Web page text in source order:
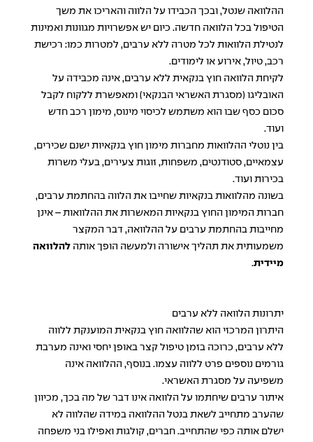
ההלוואה שנטל, ובכך הכבידו על הלווה והאריכו את משך
הטיפול בכל הלוואה חדשה. כיום יש אפשרויות מגוונות ואמינות
לנטילת הלוואות לכל מטרה ללא ערבים, למטרות כמו: רכישת
רכב, טיול, אירוע או לימודים.
לקיחת הלוואה חוץ בנקאית ללא ערבים, אינה מכבידה על
האובליגו (מסגרת האשראי הבנקאי) ומאפשרת ללקוח לקבל
סכום כסף שבו הוא משתמש לכיסוי מינוס, מימון רכב חדש
ועוד.
בין נוטלי ההלוואות מחברות מימון חוץ בנקאיות ישנם שכירים,
עצמאיים, סטודנטים, משפחות, זוגות צעירים, בעלי משרות
בכירות ועוד.
בשונה מהלוואות בנקאיות שחייבו את הלווה בהחתמת ערבים,
חברות המימון החוץ בנקאיות המאשרות את ההלוואות – אינן
מחייבות בהחתמת ערבים על ההלוואה, דבר המקצר
משמעותית את תהליך אישורה ולמעשה הופך אותה להלוואה
מיידית.
יתרונות הלוואה ללא ערבים
היתרון המרכזי הוא שהלוואה חוץ בנקאית המוענקת ללווה
ללא ערבים, כרוכה בזמן טיפול קצר באופן יחסי ואינה מערבת
גורמים נוספים פרט ללווה עצמו. בנוסף, ההלוואה אינה
משפיעה על מסגרת האשראי.
איתור ערבים שיחתמו על הלוואה אינו דבר של מה בכך, מכיוון
שהערב מתחייב לשאת בנטל ההלוואה במידה שהלווה לא
ישלם אותה כפי שהתחייב. חברים, קולגות ואפילו בני משפחה